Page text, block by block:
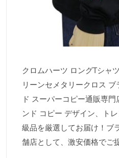
クロムハーツ ロングTシャ
リーンセメタリークロス
ド スーパーコピー通販専
ンド コピー デザイン、ト
級品を厳選してお届け！ブ
舗店として、激安価格でご